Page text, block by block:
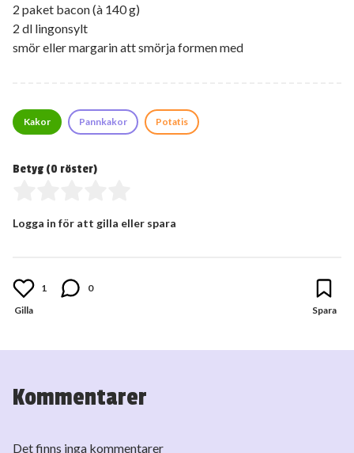
2 paket bacon (à 140 g)
2 dl lingonsylt
smör eller margarin att smörja formen med
Kakor Pannkakor Potatis
Betyg (0 röster)
Logga in för att gilla eller spara
1 0
Kommentarer
Det finns inga kommentarer